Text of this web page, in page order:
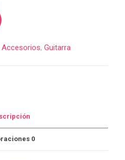
Accesorios, Guitarra
0